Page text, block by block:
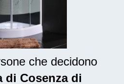
che decidono
di Cosenza di